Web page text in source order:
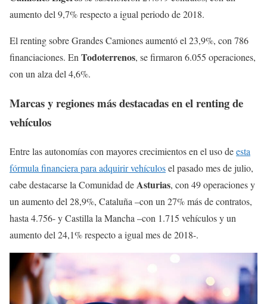
aumento del 9,7% respecto a igual periodo de 2018.
El renting sobre Grandes Camiones aumentó el 23,9%, con 786
financiaciones. EnTodoterrenos, se firmaron 6.055 operaciones,
con un alza del 4,6%.
Marcas y regiones más destacadas en el renting de
vehículos
Entre las autonomías con mayores crecimientos en el uso deesta
fórmula financiera para adquirir vehículosel pasado mes de julio,
cabe destacarse la Comunidad deAsturias, con 49 operaciones y
un aumento del 28,9%, Cataluña –con un 27% más de contratos,
hasta 4.756- y Castilla la Mancha –con 1.715 vehículos y un
aumento del 24,1% respecto a igual mes de 2018-.